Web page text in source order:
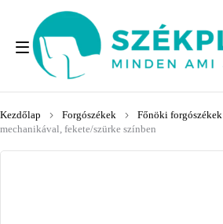
Kezdőlap Forgószékek Főnöki forgószékek
mechanikával, fekete/szürke színben